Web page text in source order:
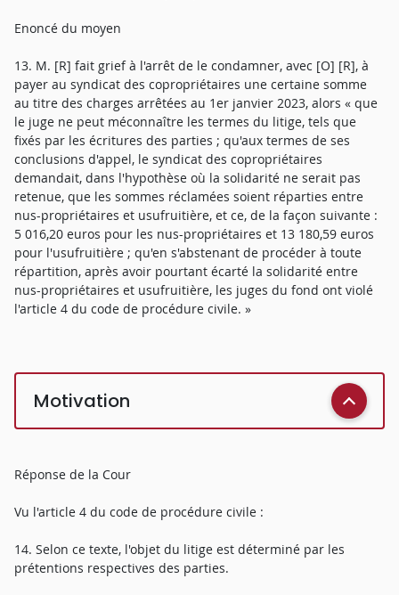
Enoncé du moyen
13. M. [R] fait grief à l'arrêt de le condamner, avec [O] [R], à
payer au syndicat des copropriétaires une certaine somme
au titre des charges arrêtées au 1er janvier 2023, alors « que
le juge ne peut méconnaître les termes du litige, tels que
fixés par les écritures des parties ; qu'aux termes de ses
conclusions d'appel, le syndicat des copropriétaires
demandait, dans l'hypothèse où la solidarité ne serait pas
retenue, que les sommes réclamées soient réparties entre
nus-propriétaires et usufruitière, et ce, de la façon suivante :
5 016,20 euros pour les nus-propriétaires et 13 180,59 euros
pour l'usufruitière ; qu'en s'abstenant de procéder à toute
répartition, après avoir pourtant écarté la solidarité entre
nus-propriétaires et usufruitière, les juges du fond ont violé
l'article 4 du code de procédure civile. »
Motivation
Réponse de la Cour
Vu l'article 4 du code de procédure civile :
14. Selon ce texte, l'objet du litige est déterminé par les
prétentions respectives des parties.